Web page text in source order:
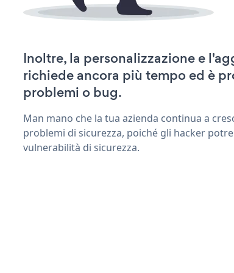
Inoltre, la personalizzazione e
richiede ancora più tempo ed è
problemi o bug.
Man mano che la tua azienda continua a
problemi di sicurezza, poiché gli hacker
vulnerabilità di sicurezza.